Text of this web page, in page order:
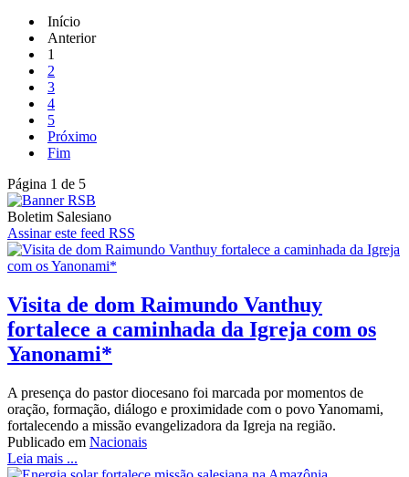
Início
Anterior
1
2
3
4
5
Próximo
Fim
Página 1 de 5
Boletim Salesiano
Assinar este feed RSS
Visita de dom Raimundo Vanthuy
fortalece a caminhada da Igreja com os
Yanonami*
A presença do pastor diocesano foi marcada por momentos de
oração, formação, diálogo e proximidade com o povo Yanomami,
fortalecendo a missão evangelizadora da Igreja na região.
Publicado em Nacionais
Leia mais ...